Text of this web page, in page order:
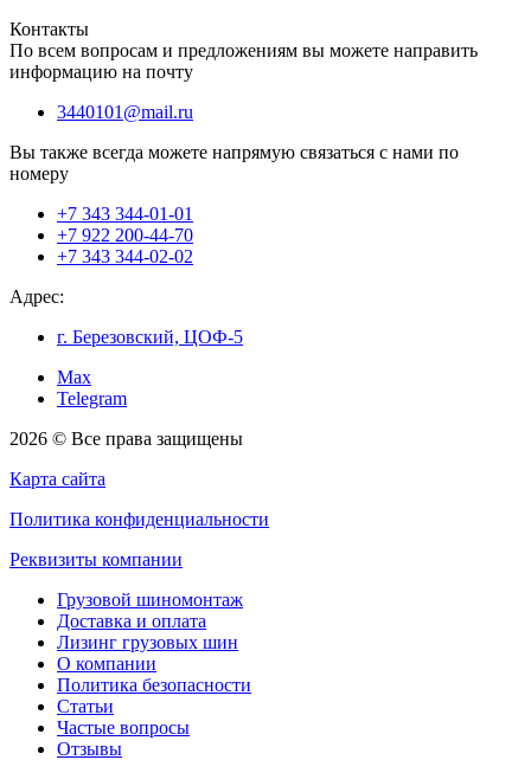
Контакты
По всем вопросам и предложениям вы можете направить
информацию на почту
3440101@mail.ru
Вы также всегда можете напрямую связаться с нами по
номеру
+7 343 344-01-01
+7 922 200-44-70
+7 343 344-02-02
Адрес:
г. Березовский, ЦОФ-5
Max
Telegram
2026 © Все права защищены
Карта сайта
Политика конфиденциальности
Реквизиты компании
Грузовой шиномонтаж
Доставка и оплата
Лизинг грузовых шин
О компании
Политика безопасности
Статьи
Частые вопросы
Отзывы